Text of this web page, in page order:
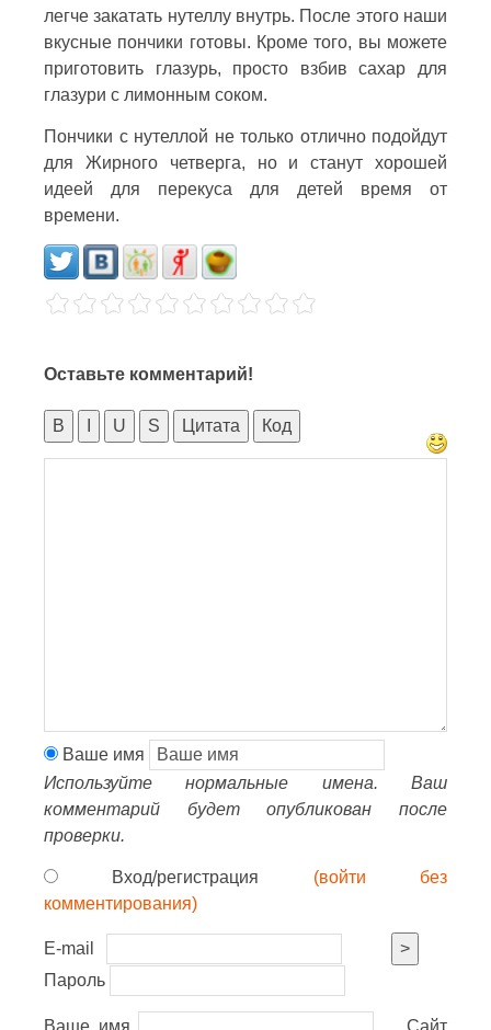
легче закатать нутеллу внутрь. После этого наши
вкусные пончики готовы. Кроме того, вы можете
приготовить глазурь, просто взбив сахар для
глазури с лимонным соком.
Пончики с нутеллой не только отлично подойдут
для Жирного четверга, но и станут хорошей
идеей для перекуса для детей время от
времени.
Оставьте комментарий!
B U S Цитата Код
Ваше имя
Используйте нормальные имена. Ваш
комментарий будет опубликован после
проверки.
Вход/регистрация (войти без
комментирования)
E-mail
>
Пароль
Ваше имя Сайт